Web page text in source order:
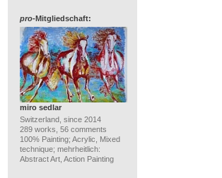
pro-Mitgliedschaft:
miro sedlar
Switzerland, since 2014
289 works, 56 comments
100% Painting; Acrylic, Mixed
technique; mehrheitlich:
Abstract Art, Action Painting